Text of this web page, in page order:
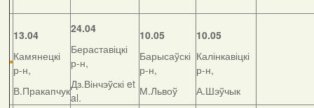
13.04
Камянецкі
р-н,
В.Пракапчук
24.04
Бераставіцкі
р-н,
Дз.Вінчэўскі et
al.
10.05
Барысаўскі
р-н,
М.Львоў
10.05
Калінкавіцкі
р-н,
А.Шэўчык